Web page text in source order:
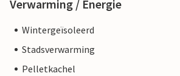
Verwarming / Energie
Wintergeïsoleerd
Stadsverwarming
Pelletkachel